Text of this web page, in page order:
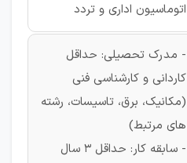
اتوماسیون اداری و تردد
- مدرک تحصیلی: حداقل
کاردانی و کارشناسی فنی
(مکانیک، برق، تاسیسات، رشته
های مرتبط)
- سابقه کار: حداقل 3 سال